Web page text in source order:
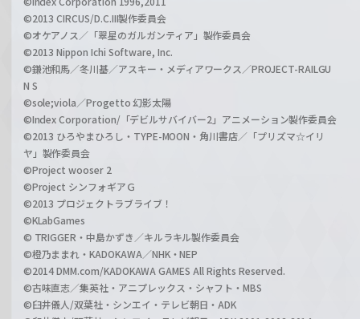
©2013 CIRCUS/D.C.III製作委員会
©オケアノス／「翠星のガルガンティア」製作委員会
©2013 Nippon Ichi Software, Inc.
©鎌池和馬／冬川基／アスキー・メディアワークス／PROJECT-RAILGU
N S
©sole;viola／Progetto 幻影太陽
©Index Corporation/「デビルサバイバー2」アニメーション製作委員会
©2013 ひろやまひろし・TYPE-MOON・角川書店／「プリズマ☆イリ
ヤ」製作委員会
©Project wooser 2
©Project シンフォギアＧ
©2013 プロジェクトラブライブ！
©KLabGames
© TRIGGER・中島かずき／キルラキル製作委員会
©橙乃ままれ・KADOKAWA／NHK・NEP
©2014 DMM.com/KADOKAWA GAMES All Rights Reserved.
©古味直志／集英社・アニプレックス・シャフト・MBS
©臼井儀人/双葉社・シンエイ・テレビ朝日・ADK